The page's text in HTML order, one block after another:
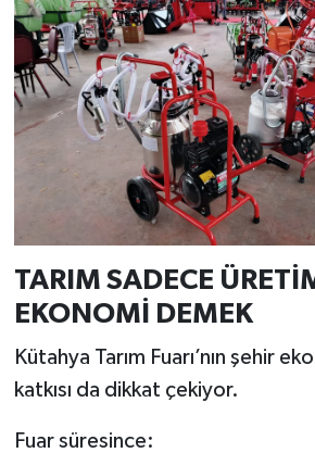
TARIM SADECE
EKONOMİ DEMEK
Kütahya Tarım Fuarı’nın şehir
katkısı da dikkat çekiyor.
Fuar süresince: